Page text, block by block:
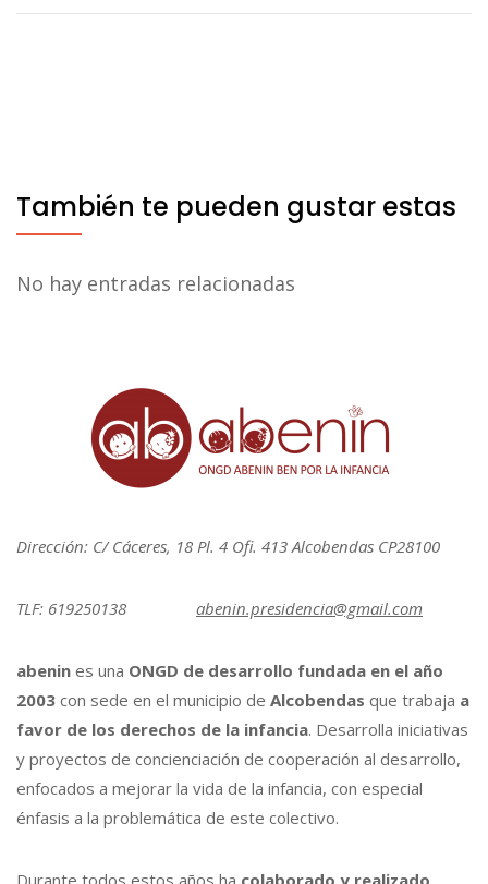
entradas
También te pueden gustar estas
No hay entradas relacionadas
Dirección: C/ Cáceres, 18 Pl. 4 Ofi. 413 Alcobendas CP28100
TLF: 619250138 abenin.presidencia@gmail.com
abenin es una ONGD de desarrollo fundada en el año
2003 con sede en el municipio de Alcobendas que trabaja a
favor de los derechos de la infancia. Desarrolla iniciativas
y proyectos de concienciación de cooperación al desarrollo,
enfocados a mejorar la vida de la infancia, con especial
énfasis a la problemática de este colectivo.